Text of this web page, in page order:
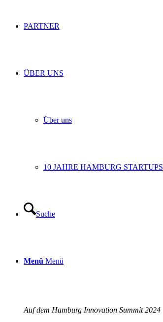
PARTNER
ÜBER UNS
Über uns
10 JAHRE HAMBURG STARTUPS
Suche
Menü Menü
Auf dem Hamburg Innovation Summit 2024